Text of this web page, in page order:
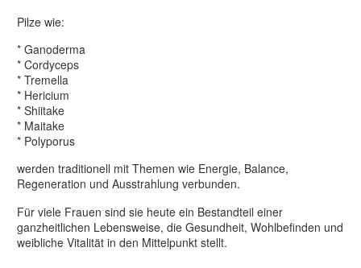
Pilze wie:
* Ganoderma
* Cordyceps
* Tremella
* Hericium
* Shiitake
* Maitake
* Polyporus
werden traditionell mit Themen wie Energie, Balance,
Regeneration und Ausstrahlung verbunden.
Für viele Frauen sind sie heute ein Bestandteil einer
ganzheitlichen Lebensweise, die Gesundheit, Wohlbefinden und
weibliche Vitalität in den Mittelpunkt stellt.